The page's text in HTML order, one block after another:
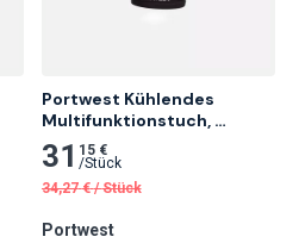
Portwest Kühlendes
Multifunktionstuch,
Schwarz
31 15 €
/Stück
34,27 € /Stück
Portwest